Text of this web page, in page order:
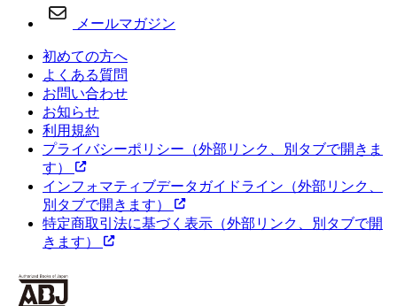
メールマガジン
初めての方へ
よくある質問
お問い合わせ
お知らせ
利用規約
プライバシーポリシー （外部リンク、別タブで開きま
す）
インフォマティブデータガイドライン （外部リンク、
別タブで開きます）
特定商取引法に基づく表示 （外部リンク、別タブで開
きます）